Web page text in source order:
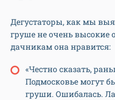
Дегустаторы, как мы
груше не очень высокие
дачникам она нравится:
«Честно сказать,
Подмосковье могут
груши. Ошибалась.